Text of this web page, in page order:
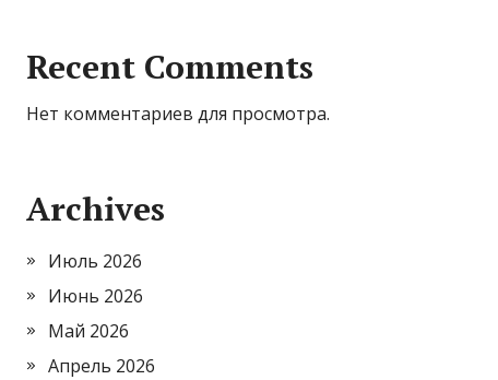
Recent Comments
Нет комментариев для просмотра.
Archives
Июль 2026
Июнь 2026
Май 2026
Апрель 2026